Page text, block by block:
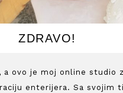
ZDRAVO!
a ovo je moj online studio
enterijera. Sa svojim